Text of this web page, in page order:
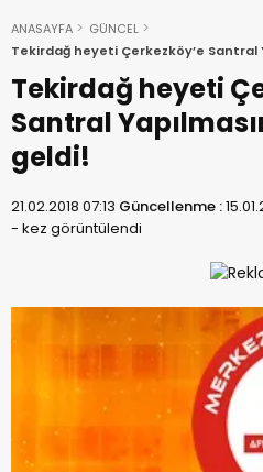
ANASAYFA
GÜNCEL
Tekirdağ heyeti Çerkezköy’e Santral
Tekirdağ heyeti
Santral
geldi!
21.02.2018 07:13 Güncellenme :
- kez görüntülendi